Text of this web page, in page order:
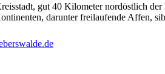
gut 40 Kilometer nordöstlich
darunter freilaufende Affen,